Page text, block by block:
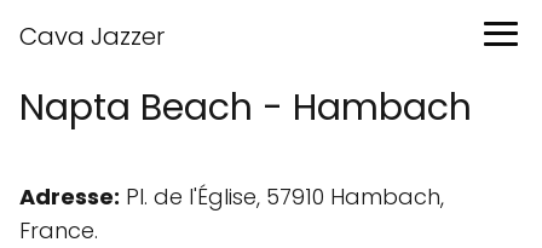
Cava Jazzer
Napta Beach - Hambach
Adresse: Pl. de l'Église, 57910 Hambach,
France.